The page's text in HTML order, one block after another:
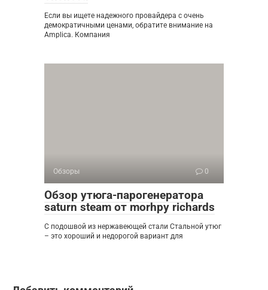
Если вы ищете надежного провайдера с очень
демократичными ценами, обратите внимание на
Amplica. Компания
Обзоры 0
Обзор утюга-парогенератора
saturn steam от morhpy richards
С подошвой из нержавеющей стали Стальной утюг
– это хороший и недорогой вариант для